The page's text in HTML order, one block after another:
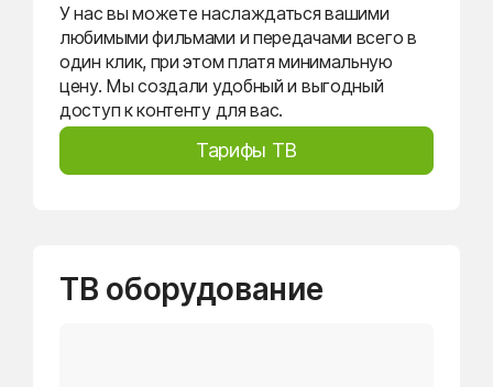
У нас вы можете наслаждаться вашими
любимыми фильмами и передачами всего в
один клик, при этом платя минимальную
цену. Мы создали удобный и выгодный
доступ к контенту для вас.
Тарифы ТВ
ТВ оборудование